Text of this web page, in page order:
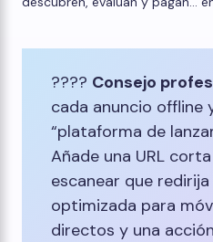
???? Consejo
cada anuncio offline
“plataforma de
Añade una URL
escanear que
optimizada para
directos y una